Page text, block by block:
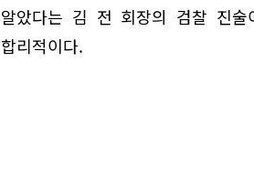
알았다는 김 전 회장의 검찰 진
합리적이다.